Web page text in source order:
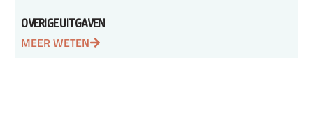
OVERIGE UITGAVEN
MEER WETEN